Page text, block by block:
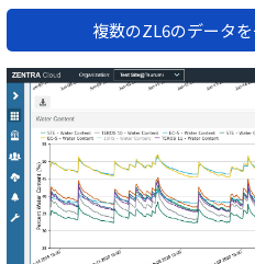
複数のZL6のデータ